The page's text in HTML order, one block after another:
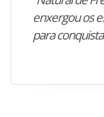
enxergou os
para